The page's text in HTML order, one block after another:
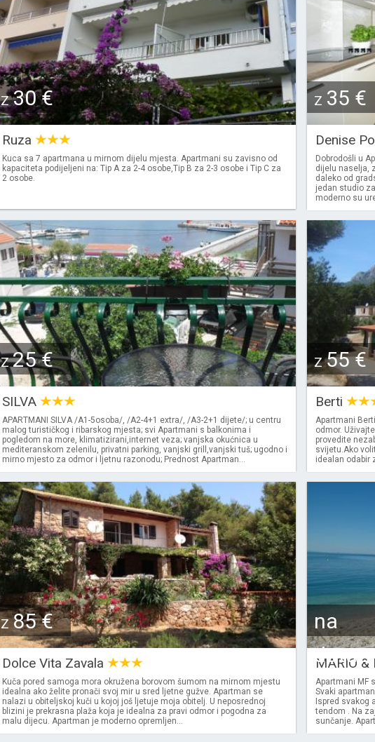
Z30 €
Ruza
Kuca sa 7 apartmana u mirnom dijelu mjesta. Apartmani su zavisno od
kapaciteta podijeljeni na: Tip A za 2-4 osobe,Tip B za 2-3 osobe i Tip C za
2 osobe.
Z 35 €
Denise
Dobrodošli u
dijelu naselja,
daleko od
jedan studio
moderno su
Z25 €
SILVA
APARTMANI SILVA /A1-5osoba/, /A2-4+1 extra/, /A3-2+1 dijete/; u centru
malog turističkog i ribarskog mjesta; svi Apartmani s balkonima i
pogledom na more, klimatizirani,internet veza; vanjska okućnica u
mediteranskom zelenilu, privatni parking, vanjski grill,vanjski tuš; ugodno i
mirno mjesto za odmor i ljetnu razonodu; Prednost Apartman...
Z55 €
Berti
Apartmani
odmor.
provedite
svijetu.Ako
idealan odabir
Z85 €
Dolce Vita Zavala
Kuča pored samoga mora okružena borovom šumom na mirnom mjestu
idealna ako želite pronači svoj mir u sred ljetne gužve. Apartman se
nalazi u obiteljskoj kuči u kojoj još ljetuje moja obitelj. U neposrednoj
blizini je prekrasna plaža koja je idealna za pravi odmor i pogodna za
malu dijecu. Apartman je moderno opremljen...
na
dotaz
MARIO
Apartmani MF
Svaki
Ispred svakog
tendom . Na
sunčanje.